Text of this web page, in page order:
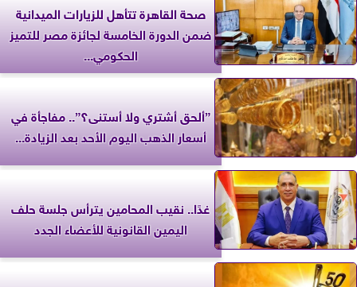
صحة القاهرة تتأهل للزيارات الميدانية
ضمن الدورة الخامسة لجائزة مصر للتميز
الحكومي...
”ألحق أشتري ولا أستنى؟”.. مفاجأة في
أسعار الذهب اليوم الأحد بعد الزيادة...
غدًا.. نقيب المحامين يترأس جلسة حلف
اليمين القانونية للأعضاء الجدد